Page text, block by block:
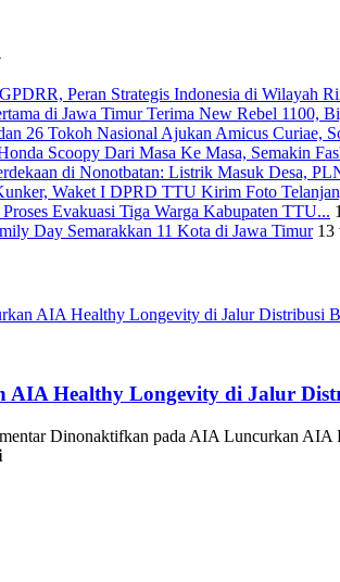
Peran Strategis Indonesia di Wilayah
di Jawa Timur Terima New Rebel 1100,
26 Tokoh Nasional Ajukan Amicus Curiae,
Scoopy Dari Masa Ke Masa, Semakin
di Nonotbatan: Listrik Masuk Desa,
Waket I DPRD TTU Kirim Foto
Evakuasi Tiga Warga Kabupaten TTU...
Day Semarakkan 11 Kota di Jawa Timur 13
Healthy Longevity di Jalur
Dinonaktifkan pada AIA Luncurkan AIA